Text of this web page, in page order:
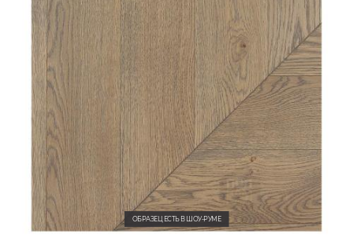
ОБРАЗЕЦ ЕСТЬ В ШОУ-РУМЕ